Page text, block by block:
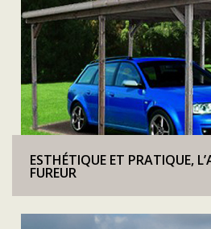
ESTHÉTIQUE ET PRATIQUE,
FUREUR